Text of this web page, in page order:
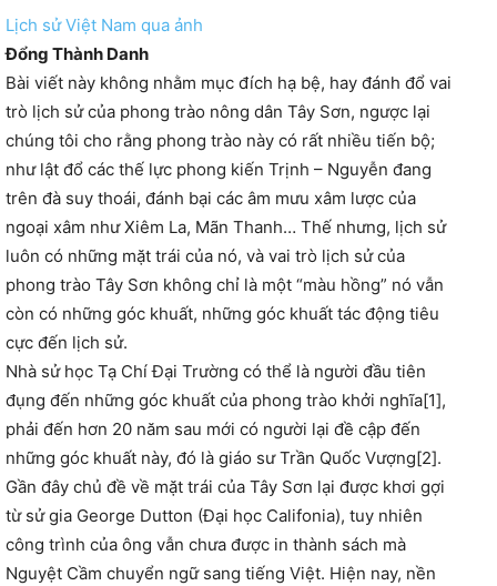
Lịch sử Việt Nam qua ảnh
Đổng Thành Danh
Bài viết này không nhằm mục đích hạ bệ, hay đánh đổ vai
trò lịch sử của phong trào nông dân Tây Sơn, ngược lại
chúng tôi cho rằng phong trào này có rất nhiều tiến bộ;
như lật đổ các thế lực phong kiến Trịnh – Nguyễn đang
trên đà suy thoái, đánh bại các âm mưu xâm lược của
ngoại xâm như Xiêm La, Mãn Thanh… Thế nhưng, lịch sử
luôn có những mặt trái của nó, và vai trò lịch sử của
phong trào Tây Sơn không chỉ là một “màu hồng” nó vẫn
còn có những góc khuất, những góc khuất tác động tiêu
cực đến lịch sử.
Nhà sử học Tạ Chí Đại Trường có thể là người đầu tiên
đụng đến những góc khuất của phong trào khởi nghĩa[1],
phải đến hơn 20 năm sau mới có người lại đề cập đến
những góc khuất này, đó là giáo sư Trần Quốc Vượng[2].
Gần đây chủ đề về mặt trái của Tây Sơn lại được khơi gợi
từ sử gia George Dutton (Đại học Califonia), tuy nhiên
công trình của ông vẫn chưa được in thành sách mà
Nguyệt Cầm chuyển ngữ sang tiếng Việt. Hiện nay, nền